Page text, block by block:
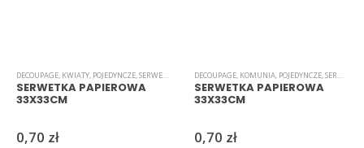
DECOUPAGE, KWIATY, POJEDYNCZE,SERWETKI
SERWETKA PAPIEROWA
33X33CM
0,70 zł
DECOUPAGE, KOMUNIA, POJEDYNCZE,SERWETKI
SERWETKA PAPIEROWA
33X33CM
0,70 zł